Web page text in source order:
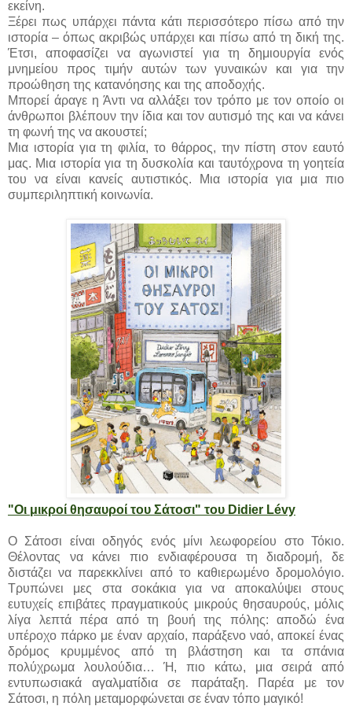
εκείνη.
Ξέρει πως υπάρχει πάντα κάτι περισσότερο πίσω από την
ιστορία – όπως ακριβώς υπάρχει και πίσω από τη δική της.
Έτσι, αποφασίζει να αγωνιστεί για τη δημιουργία ενός
μνημείου προς τιμήν αυτών των γυναικών και για την
προώθηση της κατανόησης και της αποδοχής.
Μπορεί άραγε η Άντι να αλλάξει τον τρόπο με τον οποίο οι
άνθρωποι βλέπουν την ίδια και τον αυτισμό της και να κάνει
τη φωνή της να ακουστεί;
Μια ιστορία για τη φιλία, το θάρρος, την πίστη στον εαυτό
μας. Μια ιστορία για τη δυσκολία και ταυτόχρονα τη γοητεία
του να είναι κανείς αυτιστικός. Μια ιστορία για μια πιο
συμπεριληπτική κοινωνία.
"Οι μικροί θησαυροί του Σάτοσι" του Didier Lévy
Ο Σάτοσι είναι οδηγός ενός μίνι λεωφορείου στο Τόκιο.
Θέλοντας να κάνει πιο ενδιαφέρουσα τη διαδρομή, δε
διστάζει να παρεκκλίνει από το καθιερωμένο δρομολόγιο.
Τρυπώνει μες στα σοκάκια για να αποκαλύψει στους
ευτυχείς επιβάτες πραγματικούς μικρούς θησαυρούς, μόλις
λίγα λεπτά πέρα από τη βουή της πόλης: αποδώ ένα
υπέροχο πάρκο με έναν αρχαίο, παράξενο ναό, αποκεί ένας
δρόμος κρυμμένος από τη βλάστηση και τα σπάνια
πολύχρωμα λουλούδια… Ή, πιο κάτω, μια σειρά από
εντυπωσιακά αγαλματίδια σε παράταξη. Παρέα με τον
Σάτοσι, η πόλη μεταμορφώνεται σε έναν τόπο μαγικό!